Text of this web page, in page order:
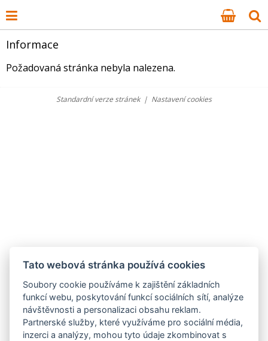
Informace
Požadovaná stránka nebyla nalezena.
Standardní verze stránek| Nastavení cookies
Tato webová stránka používá cookies
Soubory cookie používáme k zajištění základních
funkcí webu, poskytování funkcí sociálních sítí, analýze
návštěvnosti a personalizaci obsahu reklam.
Partnerské služby, které využíváme pro sociální média,
inzerci a analýzy, mohou tyto údaje zkombinovat s